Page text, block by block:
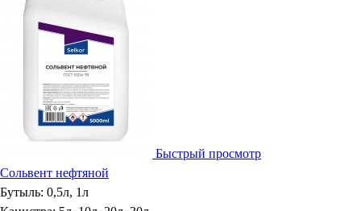
Быстрый просмотр
Сольвент нефтяной
Бутыль: 0,5л, 1л